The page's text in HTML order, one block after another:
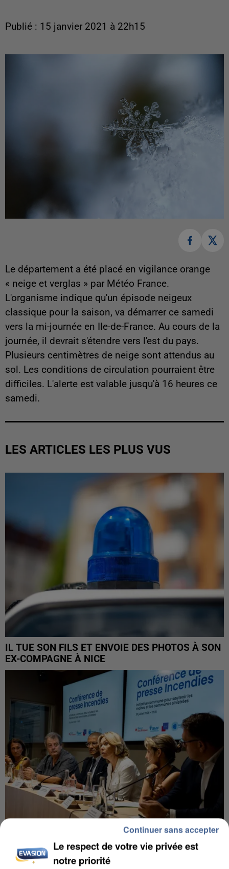
Publié : 15 janvier 2021 à 22h15
Le département a été placé en vigilance orange
« neige et verglas » par Météo France.
L'organisme indique qu'un épisode neigeux
classique pour la saison, va démarrer ce samedi
vers la mi-journée en Ile-de-France. Au cours de la
journée, il devrait s'étendre vers l'est du pays.
Plusieurs centimètres de neige sont attendus au
sol. Les conditions de circulation pourraient être
difficiles. L'alerte est valable jusqu'à 16 heures ce
samedi.
LES ARTICLES LES PLUS VUS
IL TUE SON FILS ET ENVOIE DES PHOTOS À SON
EX-COMPAGNE À NICE
INCENDIES : L’ÎLE-DE-FRANCE LANCE UN ÉLAN
DE SOLIDARITÉ AVEC LES...
Le respect de votre vie privée est
notre priorité
Continuer sans accepter